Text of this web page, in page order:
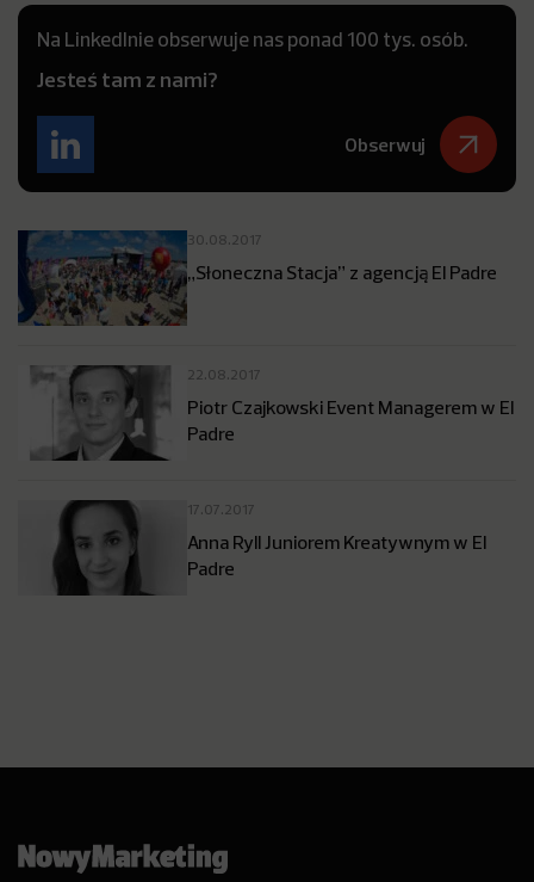
Na LinkedInie obserwuje nas ponad 100 tys. osób.
Jesteś tam z nami?
Obserwuj
30.08.2017
„Słoneczna Stacja” z agencją El Padre
22.08.2017
Piotr Czajkowski Event Managerem w El
Padre
17.07.2017
Anna Ryll Juniorem Kreatywnym w El
Padre